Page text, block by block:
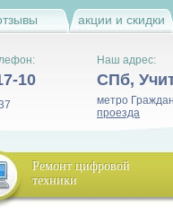
акции и скидки
10
Наш адрес:
СПб,
метро
проезда
Ремонт цифровой
техники